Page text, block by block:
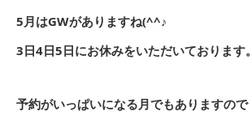
5月はGWがありますね(^^♪
3日4日5日にお休みをいただいております。
予約がいっぱいになる月でもありますので